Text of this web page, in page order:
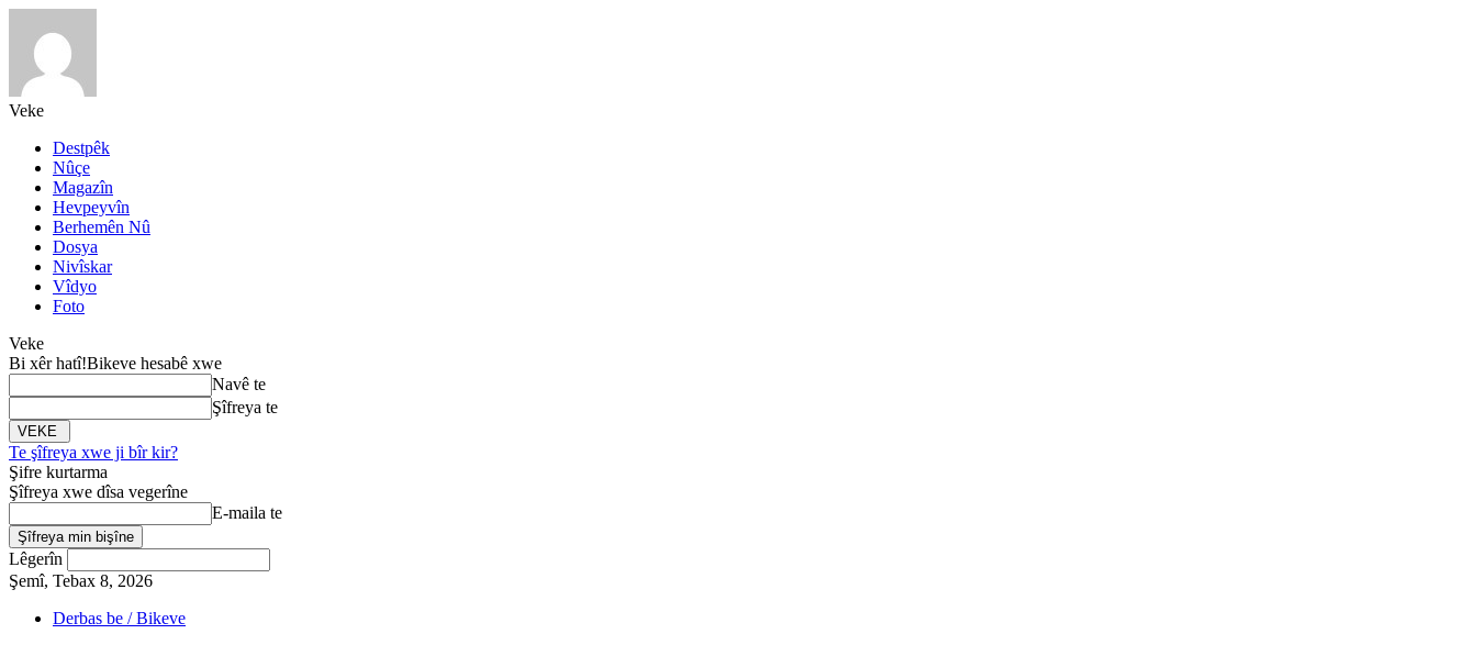
Veke
Destpêk
Nûçe
Magazîn
Hevpeyvîn
Berhemên Nû
Dosya
Nivîskar
Vîdyo
Foto
Veke
Bi xêr hatî!Bikeve hesabê xwe
Navê te
Şîfreya te
Te şîfreya xwe ji bîr kir?
Şifre kurtarma
Şîfreya xwe dîsa vegerîne
E-maila te
Lêgerîn
Şemî, Tebax 8, 2026
Derbas be / Bikeve